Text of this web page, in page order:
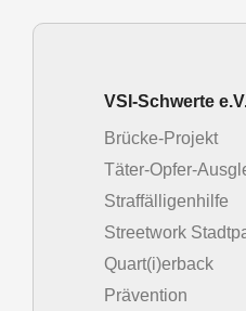
VSI-Schwerte
Brücke-Projekt
Täter-Opfer-
Straffälligenhilfe
Streetwork
Quart(i)erback
Prävention